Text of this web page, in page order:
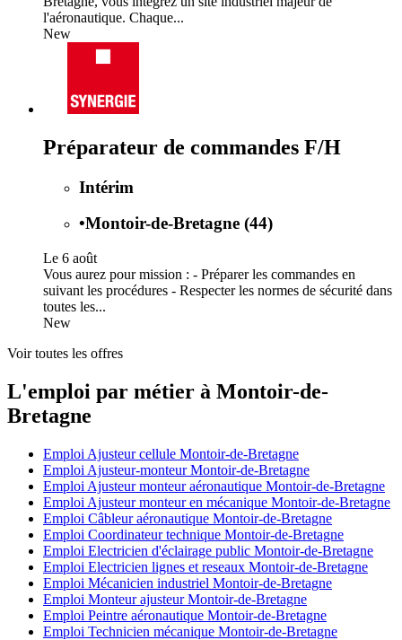
l'aéronautique. Chaque...
New
Préparateur de commandes F/H
Intérim
•Montoir-de-Bretagne (44)
Le 6 août
Vous aurez pour mission : - Préparer les commandes en
suivant les procédures - Respecter les normes de sécurité dans
toutes les...
New
Voir toutes les offres
L'emploi par métier à Montoir-de-
Bretagne
Emploi Ajusteur cellule Montoir-de-Bretagne
Emploi Ajusteur-monteur Montoir-de-Bretagne
Emploi Ajusteur monteur aéronautique Montoir-de-Bretagne
Emploi Ajusteur monteur en mécanique Montoir-de-Bretagne
Emploi Câbleur aéronautique Montoir-de-Bretagne
Emploi Coordinateur technique Montoir-de-Bretagne
Emploi Electricien d'éclairage public Montoir-de-Bretagne
Emploi Electricien lignes et reseaux Montoir-de-Bretagne
Emploi Mécanicien industriel Montoir-de-Bretagne
Emploi Monteur ajusteur Montoir-de-Bretagne
Emploi Peintre aéronautique Montoir-de-Bretagne
Emploi Technicien mécanique Montoir-de-Bretagne